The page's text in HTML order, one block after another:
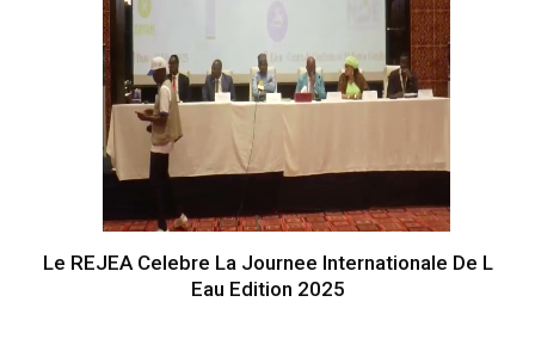
Le REJEA Celebre La Journee Internationale De L
Eau Edition 2025